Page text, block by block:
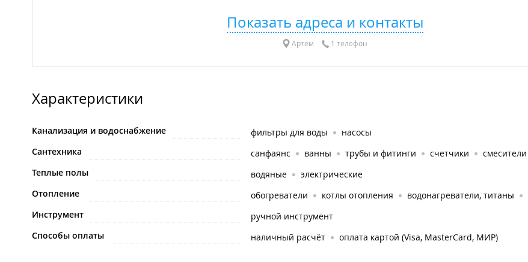
Показать адреса и контакты
Артём 1 телефон
Характеристики
Канализация и водоснабжение фильтры для воды
насосы
Сантехника
санфаянс ванны трубы и фитинги счетчики
смесители
Теплые полы
водяные
электрические
Отопление
обогреватели котлы отопления водонагреватели, титаны
Инструмент
ручной инструмент
Способы оплаты
наличный расчёт оплата картой (Visa, MasterCard, МИР)